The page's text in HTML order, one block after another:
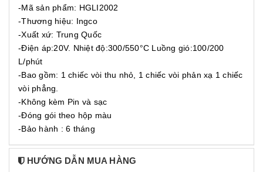
-Mã sản phẩm: HGLI2002
-Thương hiệu: Ingco
-Xuất xứ: Trung Quốc
-Điện áp:20V. Nhiệt độ:300/550°C Luồng gió:100/200
L/phút
-Bao gồm: 1 chiếc vòi thu nhỏ, 1 chiếc vòi phản xạ 1 chiếc
vòi phẳng.
-Không kèm Pin và sạc
-Đóng gói theo hộp màu
-Bảo hành : 6 tháng
HƯỚNG DẪN MUA HÀNG